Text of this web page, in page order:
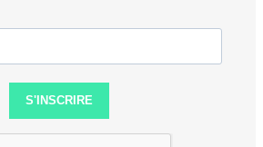
S'INSCRIRE